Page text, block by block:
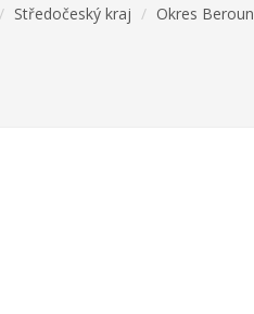
Středočeský kraj Okres Beroun